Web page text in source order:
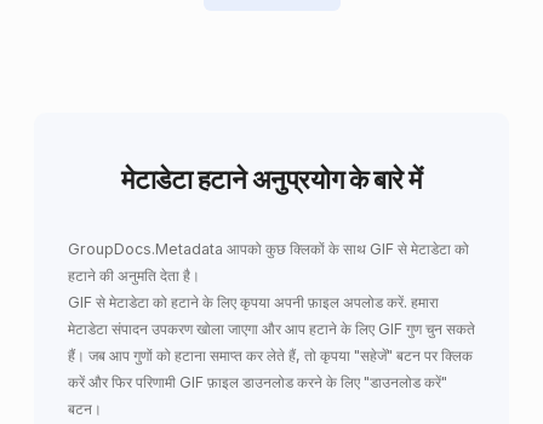
मेटाडेटा हटाने अनुप्रयोग के बारे में
GroupDocs.Metadata आपको कुछ क्लिकों के साथ GIF से मेटाडेटा को
हटाने की अनुमति देता है।
GIF से मेटाडेटा को हटाने के लिए कृपया अपनी फ़ाइल अपलोड करें. हमारा
मेटाडेटा संपादन उपकरण खोला जाएगा और आप हटाने के लिए GIF गुण चुन सकते
हैं। जब आप गुणों को हटाना समाप्त कर लेते हैं, तो कृपया "सहेजें" बटन पर क्लिक
करें और फिर परिणामी GIF फ़ाइल डाउनलोड करने के लिए "डाउनलोड करें"
बटन।